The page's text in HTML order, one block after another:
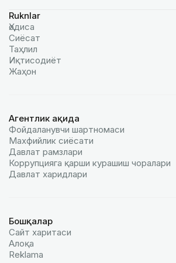
Ruknlar
Ҳодиса
Сиёсат
Таҳлил
Иқтисодиёт
Жаҳон
Агентлик ҳақида
Фойдаланувчи шартномаси
Махфийлик сиёсати
Давлат рамзлари
Коррупцияга қарши курашиш чоралари
Давлат харидлари
Бошқалар
Сайт харитаси
Алоқа
Reklamа